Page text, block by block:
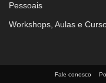
Pessoais
Workshops, Aulas e
Fale conosco